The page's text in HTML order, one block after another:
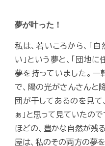
夢が叶った！
私は、若いころから、「
い」という夢と、「団地
夢を持っていました。
で、陽の光がさんさんと
団が干してあるのを見て
ぁ」と思って見ていたの
ほどの、豊かな自然が残
屋は、私のその両方の夢